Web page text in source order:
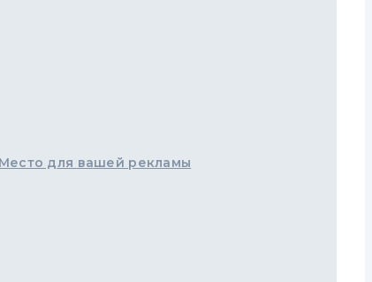
Место для вашей рекламы